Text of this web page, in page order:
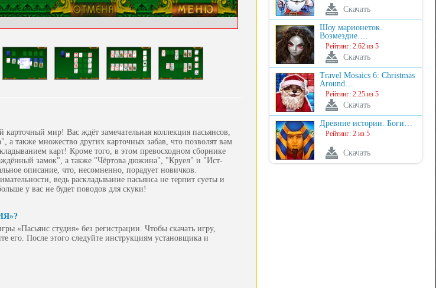
карточный мир! Вас ждёт замечательная коллекция пасьянсов,
также множество других карточных забав, что позволят вам
карт! Кроме того, в этом превосходном сборнике
замок", а также "Чёртова дюжина", "Круел" и "Ист-
описание, что, несомненно, порадует новичков.
ведь раскладывание пасьянса не терпит суеты и
у вас не будет поводов для скуки!
«Пасьянс студия» без регистрации. Чтобы скачать игру,
его. После этого следуйте инструкциям установщика и
Скачать
Шоу марионеток.
Возмездие.…
Рейтинг: 2.62 из 5
Скачать
Travel Mosaics 6: Christmas
Around…
Рейтинг: 2.25 из 5
Скачать
Древние истории. Боги…
Рейтинг: 2 из 5
Скачать